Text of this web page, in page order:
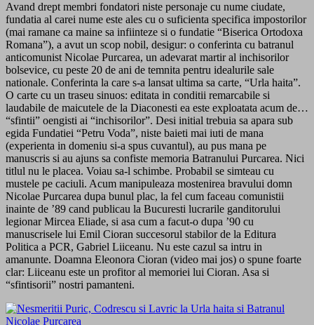
Avand drept membri fondatori niste personaje cu nume ciudate,
fundatia al carei nume este ales cu o suficienta specifica impostorilor
(mai ramane ca maine sa infiinteze si o fundatie “Biserica Ortodoxa
Romana”), a avut un scop nobil, desigur: o conferinta cu batranul
anticomunist Nicolae Purcarea, un adevarat martir al inchisorilor
bolsevice, cu peste 20 de ani de temnita pentru idealurile sale
nationale. Conferinta la care s-a lansat ultima sa carte, “Urla haita”.
O carte cu un traseu sinuos: editata in conditii remarcabile si
laudabile de maicutele de la Diaconesti ea este exploatata acum de…
“sfintii” oengisti ai “inchisorilor”. Desi initial trebuia sa apara sub
egida Fundatiei “Petru Voda”, niste baieti mai iuti de mana
(experienta in domeniu si-a spus cuvantul), au pus mana pe
manuscris si au ajuns sa confiste memoria Batranului Purcarea. Nici
titlul nu le placea. Voiau sa-l schimbe. Probabil se simteau cu
mustele pe caciuli. Acum manipuleaza mostenirea bravului domn
Nicolae Purcarea dupa bunul plac, la fel cum faceau comunistii
inainte de ’89 cand publicau la Bucuresti lucrarile ganditorului
legionar Mircea Eliade, si asa cum a facut-o dupa ’90 cu
manuscrisele lui Emil Cioran succesorul stabilor de la Editura
Politica a PCR, Gabriel Liiceanu. Nu este cazul sa intru in
amanunte. Doamna Eleonora Cioran (video mai jos) o spune foarte
clar: Liiceanu este un profitor al memoriei lui Cioran. Asa si
“sfintisorii” nostri pamanteni.